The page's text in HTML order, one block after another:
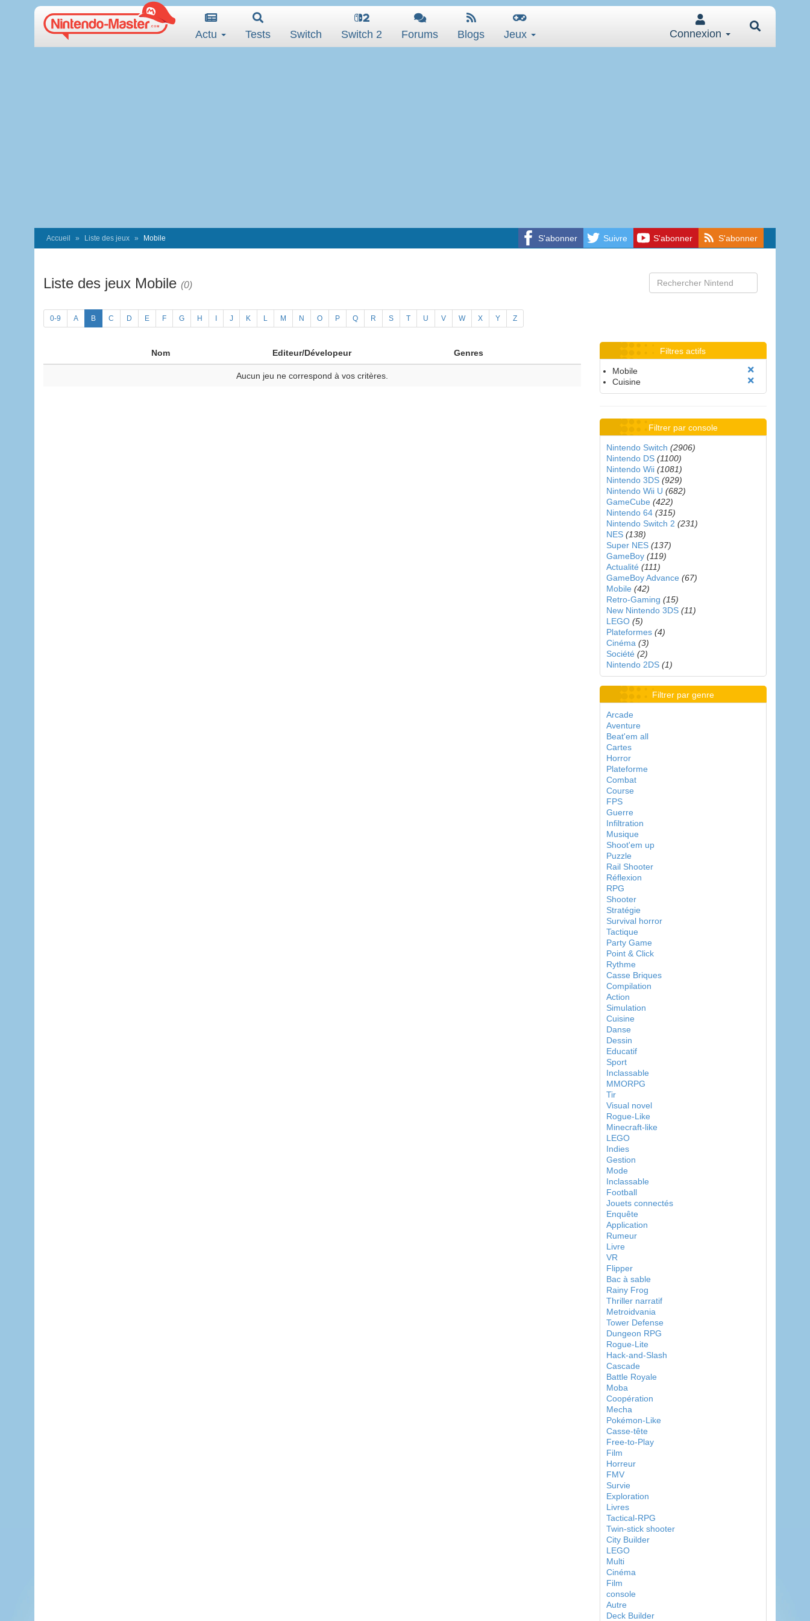
Actu Tests Switch Switch 2 Forums Blogs Jeux Connexion
S'abonner Suivre S'abonner S'abonner
Accueil Liste des jeux Mobile
Liste des jeux Mobile (0)
0-9 A B C D E F G H J K L M N O P Q R S T U V W X Y Z
Nom Editeur/Dévelopeur Genres
Aucun jeu ne correspond à vos critères.
Filtres actifs
Mobile
Cuisine
Filtrer par console
Nintendo Switch (2906)
Nintendo DS (1100)
Nintendo Wii (1081)
Nintendo 3DS (929)
Nintendo Wii U (682)
GameCube (422)
Nintendo 64 (315)
Nintendo Switch 2 (231)
NES (138)
Super NES (137)
GameBoy (119)
Actualité (111)
GameBoy Advance (67)
Mobile (42)
Retro-Gaming (15)
New Nintendo 3DS (11)
LEGO (5)
Plateformes (4)
Cinéma (3)
Société (2)
Nintendo 2DS (1)
Filtrer par genre
Arcade
Aventure
Beat'em all
Cartes
Horror
Plateforme
Combat
Course
FPS
Guerre
Infiltration
Musique
Shoot'em up
Puzzle
Rail Shooter
Réflexion
RPG
Shooter
Stratégie
Survival horror
Tactique
Party Game
Point & Click
Rythme
Casse Briques
Compilation
Action
Simulation
Cuisine
Danse
Dessin
Educatif
Sport
Inclassable
MMORPG
Tir
Visual novel
Rogue-Like
Minecraft-like
LEGO
Indies
Gestion
Mode
Inclassable
Football
Jouets connectés
Enquête
Application
Rumeur
Livre
VR
Flipper
Bac à sable
Rainy Frog
Thriller narratif
Metroidvania
Tower Defense
Dungeon RPG
Rogue-Lite
Hack-and-Slash
Cascade
Battle Royale
Moba
Coopération
Mecha
Pokémon-Like
Casse-tête
Free-to-Play
Film
Horreur
FMV
Survie
Exploration
Livres
Tactical-RPG
Twin-stick shooter
City Builder
LEGO
Multi
Cinéma
Film
console
Autre
Deck Builder